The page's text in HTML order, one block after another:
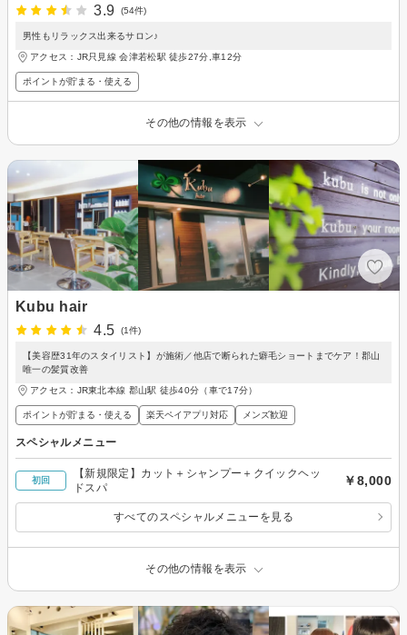
3.9 (54件)
男性もリラックス出来るサロン♪
アクセス：JR只見線 会津若松駅 徒歩27分,車12分
ポイントが貯まる・使える
その他の情報を表示
Kubu hair
4.5
(1件)
【美容歴31年のスタイリスト】が施術／他店で断られた癖毛ショートまでケア！郡山
唯一の髪質改善
アクセス：JR東北本線 郡山駅 徒歩40分（車で17分）
ポイントが貯まる・使える 楽天ペイアプリ対応 メンズ歓迎
スペシャルメニュー
初回
【新規限定】カット＋シャンプー＋クイックヘッ
ドスパ
￥8,000
すべてのスペシャルメニューを見る
その他の情報を表示